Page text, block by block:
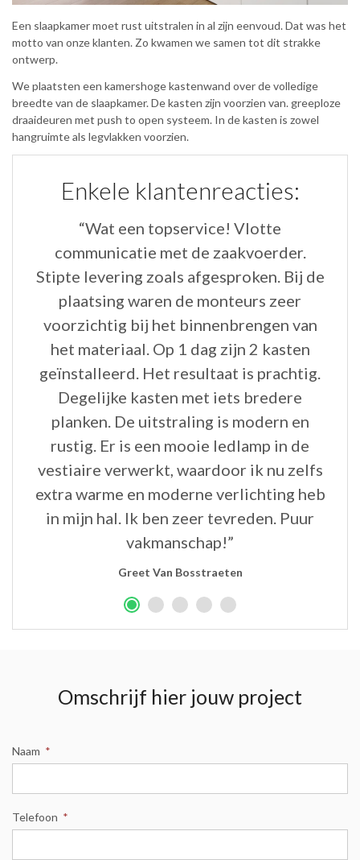
Een slaapkamer moet rust uitstralen in al zijn eenvoud. Dat was het
motto van onze klanten. Zo kwamen we samen tot dit strakke
ontwerp.
We plaatsten een kamershoge kastenwand over de volledige
breedte van de slaapkamer. De kasten zijn voorzien van. greeploze
draaideuren met push to open systeem. In de kasten is zowel
hangruimte als legvlakken voorzien.
Enkele klantenreacties:
“Wat een topservice! Vlotte
communicatie met de zaakvoerder.
Stipte levering zoals afgesproken. Bij de
plaatsing waren de monteurs zeer
voorzichtig bij het binnenbrengen van
het materiaal. Op 1 dag zijn 2 kasten
geïnstalleerd. Het resultaat is prachtig.
Degelijke kasten met iets bredere
planken. De uitstraling is modern en
rustig. Er is een mooie ledlamp in de
vestiaire verwerkt, waardoor ik nu zelfs
extra warme en moderne verlichting heb
in mijn hal. Ik ben zeer tevreden. Puur
vakmanschap!”
Greet Van Bosstraeten
Omschrijf hier jouw project
Naam *
Telefoon *